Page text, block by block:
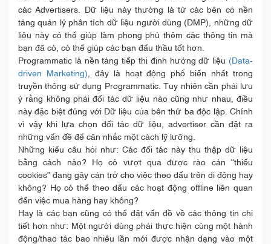
các Advertisers. Dữ liệu này thường là từ các bên có nền
tảng quản lý phân tích dữ liệu người dùng (DMP), những dữ
liệu này có thể giúp làm phong phú thêm các thông tin mà
bạn đã có, có thể giúp các bạn đấu thầu tốt hơn.
Programmatic là nền tảng tiếp thị định hướng dữ liệu (Data-
driven Marketing), đây là hoạt động phổ biến nhất trong
truyền thông sử dụng Programmatic. Tuy nhiên cần phải lưu
ý rằng không phải đối tác dữ liệu nào cũng như nhau, điều
này đặc biệt đúng với Dữ liệu của bên thứ ba độc lập. Chính
vì vậy khi lựa chọn đối tác dữ liệu, advertiser cần đặt ra
những vấn đề để cân nhắc một cách lỹ lưỡng.
Những kiểu câu hỏi như: Các đối tác này thu thập dữ liệu
bằng cách nào? Họ có vượt qua được rào cản “thiếu
cookies” đang gây cản trở cho việc theo dấu trên di động hay
không? Họ có thể theo dấu các hoạt động offline liên quan
đến việc mua hàng hay không?
Hay là các bạn cũng có thể đặt vấn đề về các thông tin chi
tiết hơn như: Một người dùng phải thực hiện cùng một hành
động/thao tác bao nhiêu lần mới được nhận dạng vào một